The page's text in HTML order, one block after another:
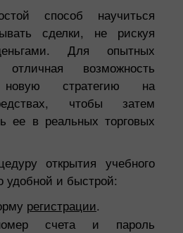
способ научиться
сделки, не рискуя
Для опытных
возможность
новую стратегию на
чтобы затем
ее в реальных торговых
открытия учебного
удобной и быстрой:
регистрации.
счета и пароль